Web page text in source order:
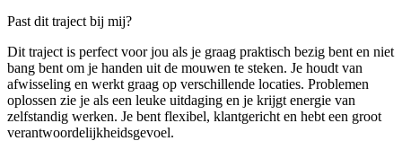
Past dit traject bij mij?
Dit traject is perfect voor jou als je graag praktisch bezig bent en niet
bang bent om je handen uit de mouwen te steken. Je houdt van
afwisseling en werkt graag op verschillende locaties. Problemen
oplossen zie je als een leuke uitdaging en je krijgt energie van
zelfstandig werken. Je bent flexibel, klantgericht en hebt een groot
verantwoordelijkheidsgevoel.